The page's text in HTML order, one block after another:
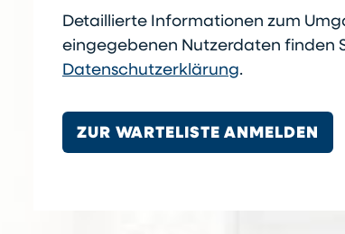
Detaillierte Informationen zum
eingegebenen Nutzerdaten finden
Datenschutzerklärung.
ZUR WARTELISTE ANMELDEN